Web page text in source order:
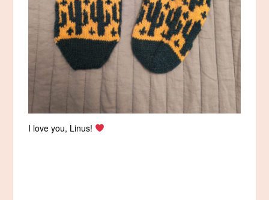
I love you, Linus!